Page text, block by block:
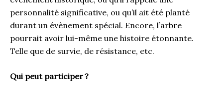
personnalité significative, ou qu’il ait été planté
durant un évènement spécial. Encore, l’arbre
pourrait avoir lui-même une histoire étonnante.
Telle que de survie, de résistance, etc.
Qui peut participer?